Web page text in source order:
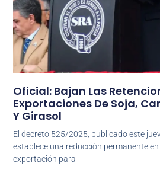
Oficial: Bajan Las
Exportaciones De Soja,
Y Girasol
El decreto 525/2025, publicado este
establece una reducción permanente
exportación para